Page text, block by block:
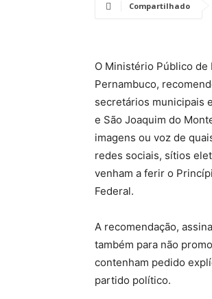
Compartilhado
O Ministério Público de
Pernambuco,
secretários municipais
e São Joaquim do
imagens ou voz de
redes sociais, sítios
venham a ferir o
Federal.
A recomendação,
também para não
contenham pedido
partido político.